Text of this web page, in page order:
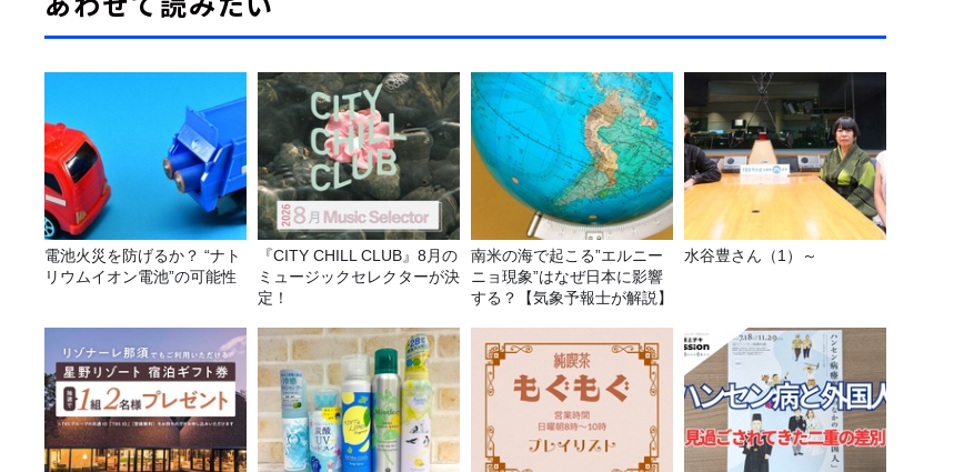
電池火災を防げるか？ “ナト
リウムイオン電池”の可能性
『CITY CHILL CLUB』8月の
ミュージックセレクターが決
定！
南米の海で起こる”エルニー
ニョ現象”はなぜ日本に影響
する？【気象予報士が解説】
水谷豊さん（1）～